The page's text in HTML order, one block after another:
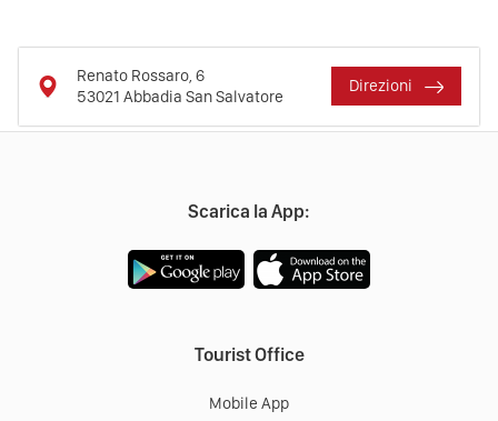
Renato Rossaro, 6
53021 Abbadia San Salvatore
Direzioni
Scarica la App:
Tourist Office
Mobile App